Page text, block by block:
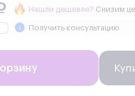
Нашли дешевле? Снизим
Получить консультацию